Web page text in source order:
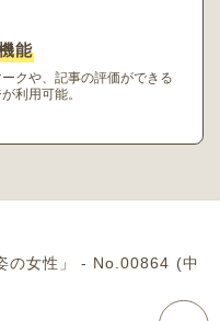
能
クや、記事の評価ができる
利用可能。
の女性」 - No.00864 (中